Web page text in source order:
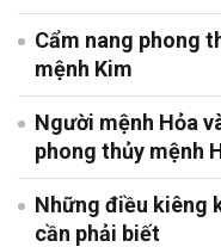
Cẩm nang phong
mệnh Kim
Người mệnh Hỏa
phong thủy mệnh
Những điều kiêng
cần phải biết